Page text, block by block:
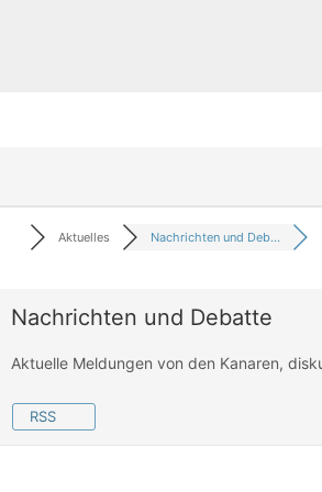
Aktuelles Nachrichten und Deb...
Nachrichten und Debatte
Aktuelle Meldungen von den Kanaren,
RSS